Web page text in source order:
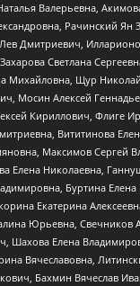
Валерьевна,
Рачинский Ян
Лев Дмитриевич,
Светлана
Михайловна, Щур
Мосин Алексей
Кириллович, Флиге
Вититинова
Максимов Сергей
Елена Николаевна,
Буртина
Екатерина
Юрьевна, Свечников
Шахова Елена
Вячеславовна,
Бахмин Вячеслав